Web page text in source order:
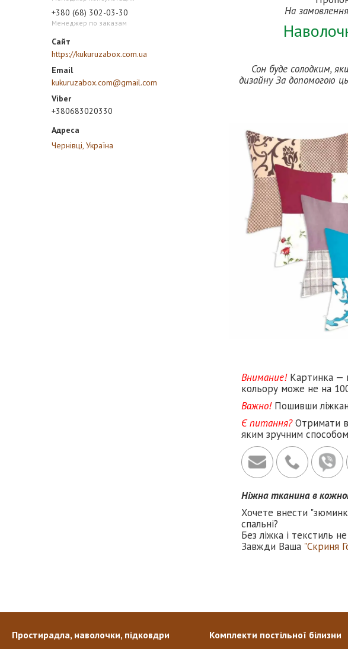
+380 (68) 302-03-30
Менеджер по заказам
https://kukuruzabox.com.ua
kukuruzabox.com@gmail.com
+380683020330
Чернівці, Україна
На
Сон буде солодким,
дизайну За допомогою
Внимание!Картинка —
кольору може не на
Важно!Пошивши
Є питання?Отримати
яким зручним
Ніжна тканина в
Хочете внести
спальні?
Без ліжка і текстиль
Завжди Ваша "Скриня
Простирадла, наволочки, підковдри Комплекти постільної білизни